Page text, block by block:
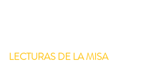
LECTURAS DE LA MISA